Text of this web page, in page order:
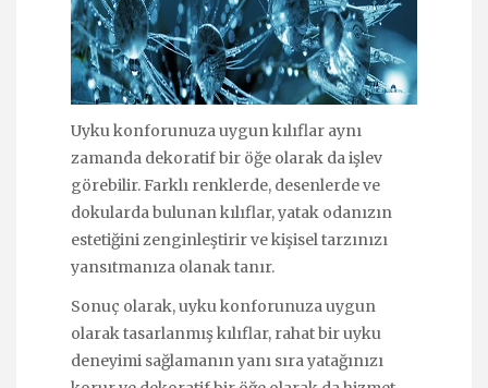
Uyku konforunuza uygun kılıflar aynı
zamanda dekoratif bir öğe olarak da işlev
görebilir. Farklı renklerde, desenlerde ve
dokularda bulunan kılıflar, yatak odanızın
estetiğini zenginleştirir ve kişisel tarzınızı
yansıtmanıza olanak tanır.
Sonuç olarak, uyku konforunuza uygun
olarak tasarlanmış kılıflar, rahat bir uyku
deneyimi sağlamanın yanı sıra yatağınızı